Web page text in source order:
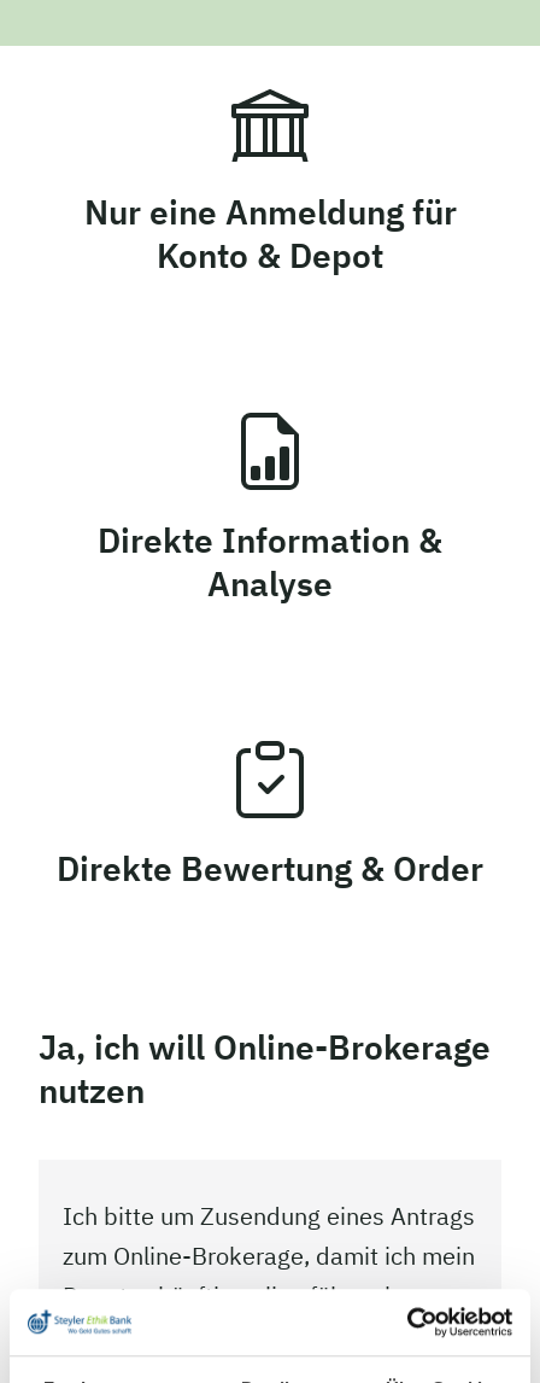
Nur eine Anmeldung für
Konto & Depot
Direkte Information &
Analyse
Direkte Bewertung & Order
Ja, ich will Online-Brokerage
nutzen
Ich bitte um Zusendung eines Antrags
zum Online-Brokerage, damit ich mein
Depot zukünftig online führen kann.